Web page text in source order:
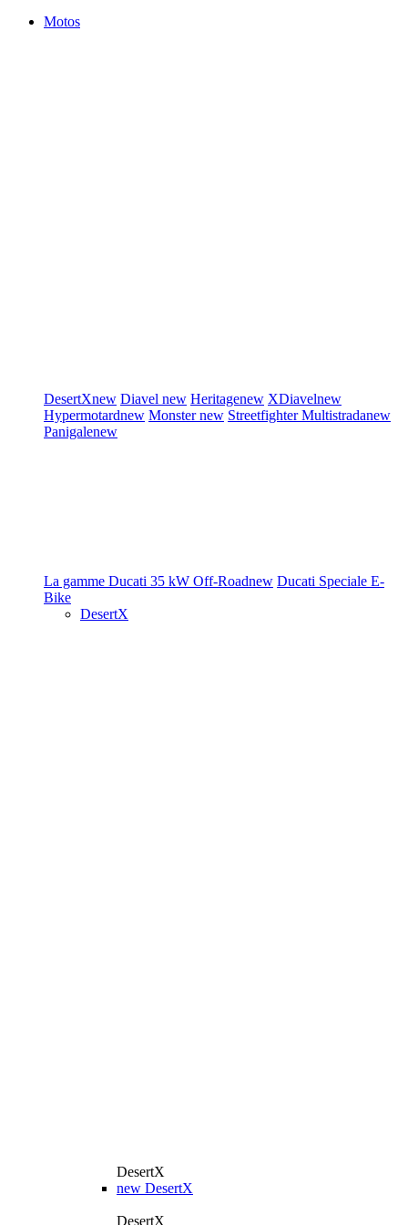
Motos
DesertXnew Diavel new Heritagenew XDiavelnew
Hypermotardnew Monsternew StreetfighterMultistradanew
Panigalenew
La gamme Ducati 35 kW Off-Roadnew Ducati Speciale E-
Bike
DesertX
DesertX
new DesertX
DesertX